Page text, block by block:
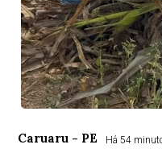
Caruaru - PE Há 54